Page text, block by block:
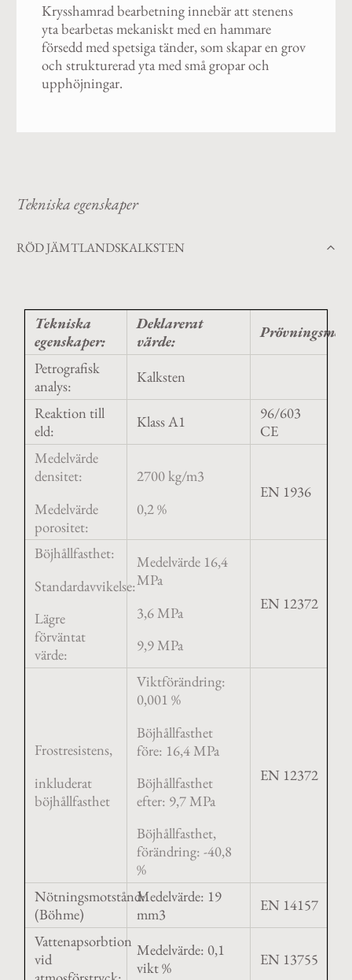
Krysshamrad bearbetning innebär att stenens
yta bearbetas mekaniskt med en hammare
försedd med spetsiga tänder, som skapar en grov
och strukturerad yta med små gropar och
upphöjningar.
Tekniska egenskaper
RÖD JÄMTLANDSKALKSTEN
Tekniska
egenskaper:
Deklarerat
värde:
Petrografisk
analys:
Kalksten
Reaktion till
eld:
Klass A1
96/603
CE
Medelvärde
densitet:
Medelvärde
porositet:
2700 kg/m3
0,2 %
EN 1936
Böjhållfasthet:
Standardavvikelse:
Lägre
förväntat
värde:
Medelvärde 16,4
MPa
3,6 MPa
9,9 MPa
EN 12372
Frostresistens,
inkluderat
böjhållfasthet
Viktförändring:
0,001 %
Böjhållfasthet
före: 16,4 MPa
Böjhållfasthet
efter: 9,7 MPa
Böjhållfasthet,
förändring: -40,8
%
EN 12372
Nötningsmotstånd:
(Böhme)
Medelvärde: 19
mm3
EN 14157
Vattenapsorbtion
vid
Medelvärde: 0,1
vikt %
EN 13755